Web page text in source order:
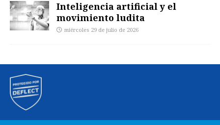
Inteligencia artificial y el
movimiento ludita
miércoles 29 de julio de 2026